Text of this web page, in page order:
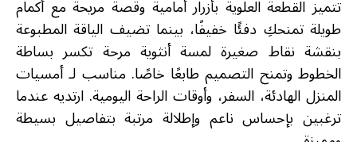
تتميز القطعة العلوية بأزرار أمامية وقصة مريحة مع أكمام
طويلة تمنحكِ دفئًا خفيفًا، بينما تضيف الياقة المطبوعة
بنقشة نقاط صغيرة لمسة أنثوية مرحة تكسر بساطة
الخطوط وتمنح التصميم طابعًا خاصًا. مناسب لـ أمسيات
المنزل الهادئة، السفر، وأوقات الراحة اليومية. ارتديه عندما
ترغبين بإحساس ناعم وإطلالة مرتبة بتفاصيل بسيطة